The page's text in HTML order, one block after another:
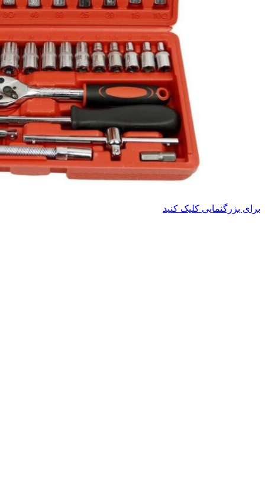
برای بزرگنمایی کلیک کنید